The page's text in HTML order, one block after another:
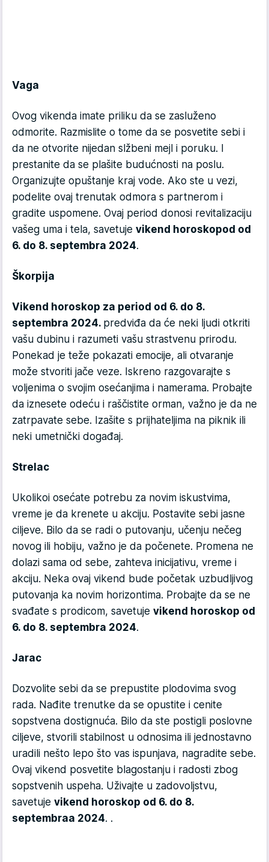
Vaga
Ovog vikenda imate priliku da se zasluženo
odmorite. Razmislite o tome da se posvetite sebi i
da ne otvorite nijedan slžbeni mejl i poruku. I
prestanite da se plašite budućnosti na poslu.
Organizujte opuštanje kraj vode. Ako ste u vezi,
podelite ovaj trenutak odmora s partnerom i
gradite uspomene. Ovaj period donosi revitalizaciju
vašeg uma i tela, savetuje vikend horoskopod od
6. do 8. septembra 2024.
Škorpija
Vikend horoskop za period od 6. do 8.
septembra 2024. predviđa da će neki ljudi otkriti
vašu dubinu i razumeti vašu strastvenu prirodu.
Ponekad je teže pokazati emocije, ali otvaranje
može stvoriti jače veze. Iskreno razgovarajte s
voljenima o svojim osećanjima i namerama. Probajte
da iznesete odeću i raščistite orman, važno je da ne
zatrpavate sebe. Izašite s prijhateljima na piknik ili
neki umetnički događaj.
Strelac
Ukolikoi osećate potrebu za novim iskustvima,
vreme je da krenete u akciju. Postavite sebi jasne
ciljeve. Bilo da se radi o putovanju, učenju nečeg
novog ili hobiju, važno je da počenete. Promena ne
dolazi sama od sebe, zahteva inicijativu, vreme i
akciju. Neka ovaj vikend bude početak uzbudljivog
putovanja ka novim horizontima. Probajte da se ne
svađate s prodicom, savetuje vikend horoskop od
6. do 8. septembra 2024.
Jarac
Dozvolite sebi da se prepustite plodovima svog
rada. Nađite trenutke da se opustite i cenite
sopstvena dostignuća. Bilo da ste postigli poslovne
ciljeve, stvorili stabilnost u odnosima ili jednostavno
uradili nešto lepo što vas ispunjava, nagradite sebe.
Ovaj vikend posvetite blagostanju i radosti zbog
sopstvenih uspeha. Uživajte u zadovoljstvu,
savetuje vikend horoskop od 6. do 8.
septembraa 2024. .